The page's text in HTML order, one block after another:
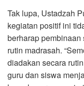
Tak lupa, Ustadzah
kegiatan positif ini
berharap
rutin madrasah.
diadakan secara
guru dan siswa